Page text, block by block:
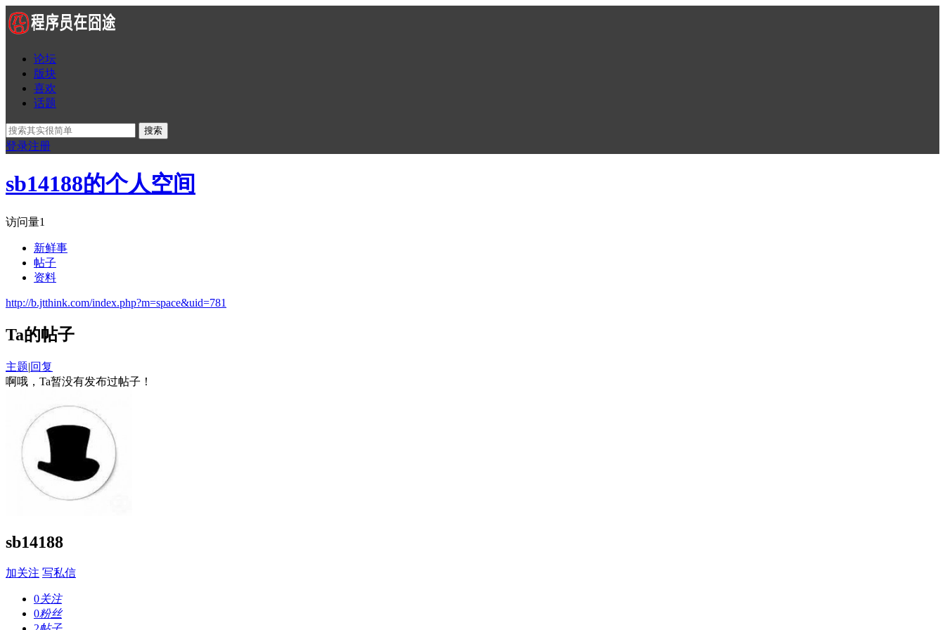
论坛
版块
喜欢
话题
搜索
登录注册
sb14188的个人空间
访问量1
新鲜事
帖子
资料
http://b.jtthink.com/index.php?m=space&uid=781
Ta的帖子
主题|回复
啊哦，Ta暂没有发布过帖子！
sb14188
加关注 写私信
0关注
0粉丝